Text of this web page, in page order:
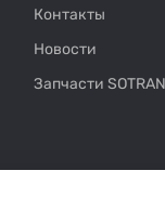
Контакты
Новости
Запчасти